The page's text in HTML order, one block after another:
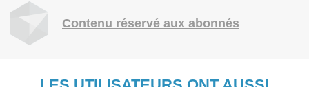
Contenu réservé aux abonnés